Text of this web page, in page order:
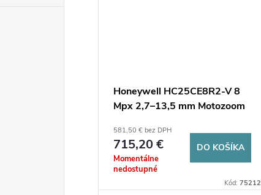
Honeywell HC25CE8R2-V 8
Mpx 2,7–13,5 mm Motozoom
581,50 € bez DPH
715,20 €
Momentálne
nedostupné
DO KOŠÍKA
Kód:75212